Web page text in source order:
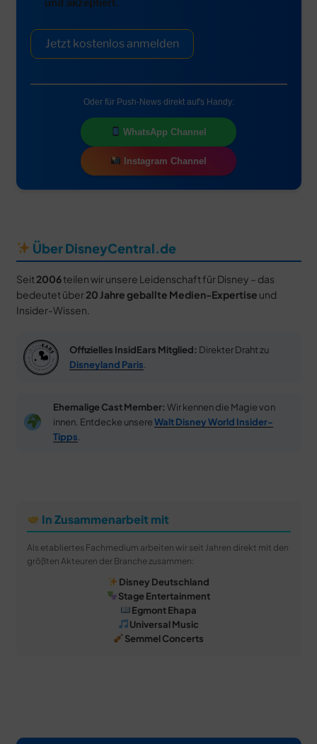
Jetzt kostenlos anmelden
Oder für Push-News direkt auf's Handy:
WhatsApp Channel
Instagram Channel
Über DisneyCentral.de
Seit 2006teilen wir unsere Leidenschaft für Disney – das
bedeutet über 20 Jahre geballte Medien-Expertise und
Insider-Wissen.
Offizielles InsidEars Mitglied: Direkter Draht zu
Disneyland Paris
Ehemalige Cast Member: Wir kennen die Magie von
innen. Entdecke unsereWalt Disney World Insider-
Tipps
In Zusammenarbeit mit
Als etabliertes Fachmedium arbeiten wir seit Jahren direkt mit den
größten Akteuren der Branche zusammen:
Disney Deutschland
Stage Entertainment
Egmont Ehapa
Universal Music
Semmel Concerts